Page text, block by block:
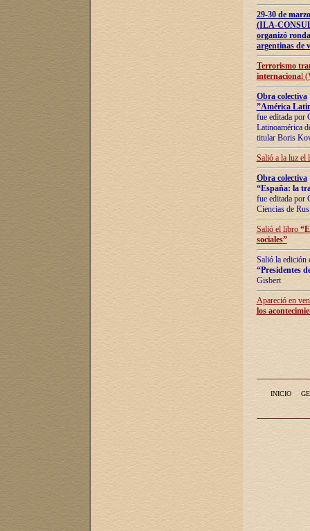
29-30 de
(ILA-
organizó
argentinas de
Terrorismo
internacional
Obra colectiva
”América
fue editada por
Latinoamérica
titular Boris
Salió a la luz el
Obra colectiva
“España: la
fue editada por
Ciencias de
Salió el libro “
sociales”
Salió la edición
“Presidentes
Gisbert
Apareció en
los
INICIO